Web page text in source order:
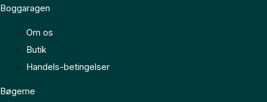
Boggaragen
Om os
Butik
Handels-betingelser
Bøgerne